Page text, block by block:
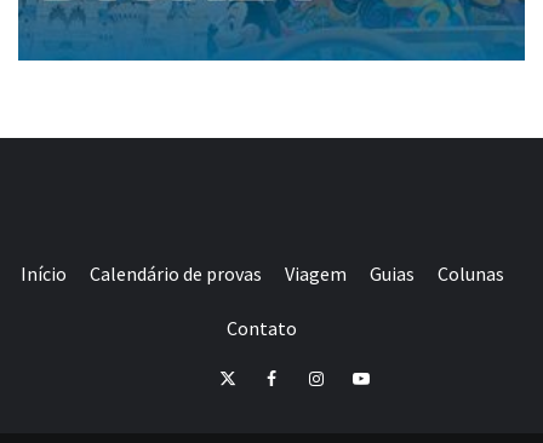
Início Calendário de provas Viagem Guias Colunas
Contato
TwitterFacebookInstagramYoutube